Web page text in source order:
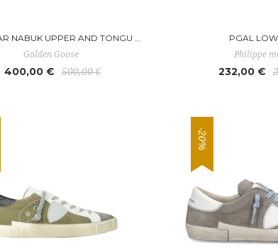
Golden Goose
400,00 € 500,00 €
PGAL
Philippe
232,00 €
-20%